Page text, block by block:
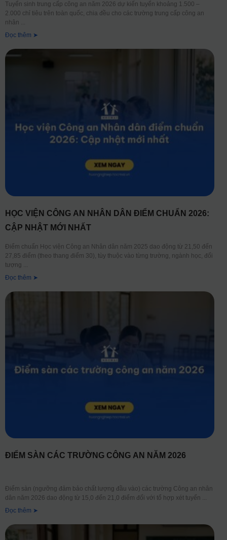
Tuyển sinh trung cấp công an năm 2026 dự kiến tuyển khoảng 1.500 –
2.000 chỉ tiêu trên toàn quốc, chia đều cho các trường trung cấp công an
nhân
Đọc thêm ➤
HỌC VIỆN CÔNG AN NHÂN DÂN ĐIỂM CHUẨN 2026:
CẬP NHẬT MỚI NHẤT
Điểm chuẩn Học viện Công an Nhân dân năm 2025 dao động từ 21,50 đến
27,85 điểm (theo thang điểm 30), tùy thuộc vào từng trường, ngành học, đối
tượng
Đọc thêm ➤
ĐIỂM SÀN CÁC TRƯỜNG CÔNG AN NĂM 2026
Điểm sàn (ngưỡng đảm bảo chất lượng đầu vào) các trường Công an nhân
dân năm 2026 dao động từ 15,0 đến 21,0 điểm đối với tổ hợp xét tuyển
Đọc thêm ➤